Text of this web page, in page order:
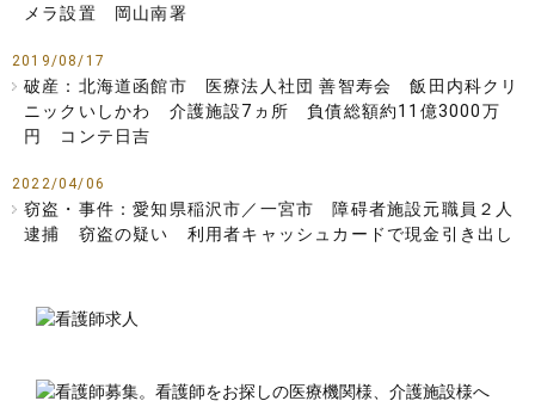
メラ設置 岡山南署
2019/08/17
破産：北海道函館市 医療法人社団 善智寿会 飯田内科クリ
ニックいしかわ 介護施設7ヵ所 負債総額約11億3000万
円 コンテ日吉
2022/04/06
窃盗・事件：愛知県稲沢市／一宮市 障碍者施設元職員２人
逮捕 窃盗の疑い 利用者キャッシュカードで現金引き出し